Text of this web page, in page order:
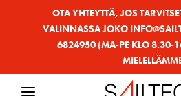
OTA YHTEYTTÄ, JOS
VALINNASSA JOKO
6824950 (MA-PE KLO 8.30-